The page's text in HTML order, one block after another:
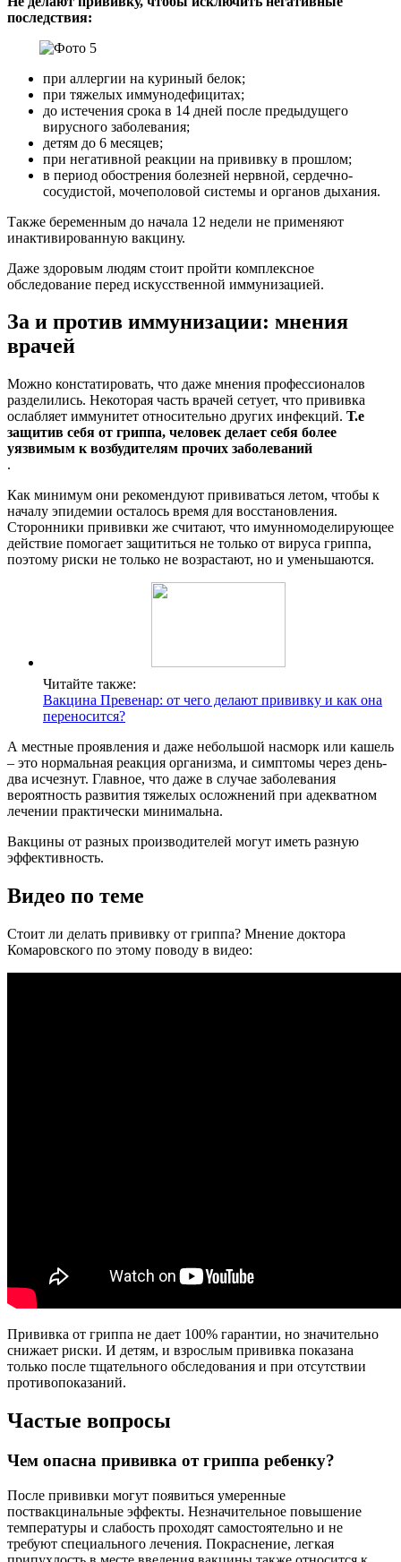
последствия:
при аллергии на куриный белок;
при тяжелых иммунодефицитах;
до истечения срока в 14 дней после предыдущего
вирусного заболевания;
детям до 6 месяцев;
при негативной реакции на прививку в прошлом;
в период обострения болезней нервной, сердечно-
сосудистой, мочеполовой системы и органов дыхания.
Также беременным до начала 12 недели не применяют
инактивированную вакцину.
Даже здоровым людям стоит пройти комплексное
обследование перед искусственной иммунизацией.
За и против иммунизации: мнения
врачей
Можно констатировать, что даже мнения профессионалов
разделились. Некоторая часть врачей сетует, что прививка
ослабляет иммунитет относительно других инфекций. Т.е
защитив себя от гриппа, человек делает себя более
уязвимым к возбудителям прочих заболеваний
.
Как минимум они рекомендуют прививаться летом, чтобы к
началу эпидемии осталось время для восстановления.
Сторонники прививки же считают, что имунномоделирующее
действие помогает защититься не только от вируса гриппа,
поэтому риски не только не возрастают, но и уменьшаются.
Читайте также:
Вакцина Превенар: от чего делают прививку и как она
переносится?
А местные проявления и даже небольшой насморк или кашель
– это нормальная реакция организма, и симптомы через день-
два исчезнут. Главное, что даже в случае заболевания
вероятность развития тяжелых осложнений при адекватном
лечении практически минимальна.
Вакцины от разных производителей могут иметь разную
эффективность.
Видео по теме
Стоит ли делать прививку от гриппа? Мнение доктора
Комаровского по этому поводу в видео:
Прививка от гриппа не дает 100% гарантии, но значительно
снижает риски. И детям, и взрослым прививка показана
только после тщательного обследования и при отсутствии
противопоказаний.
Частые вопросы
Чем опасна прививка от гриппа ребенку?
После прививки могут появиться умеренные
поствакцинальные эффекты. Незначительное повышение
температуры и слабость проходят самостоятельно и не
требуют специального лечения. Покраснение, легкая